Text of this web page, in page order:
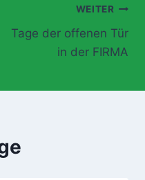
WEITER
Tage der offenen Tür
in der FIRMA